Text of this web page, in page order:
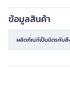
ข้อมูลสินค้า
ผลิตภัณฑ์เป็นมิตรกับสิ่